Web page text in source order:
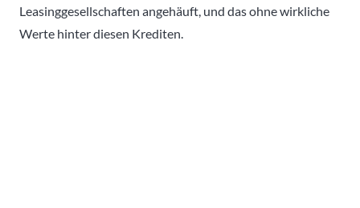
Leasinggesellschaften angehäuft, und das ohne wirkliche
Werte hinter diesen Krediten.